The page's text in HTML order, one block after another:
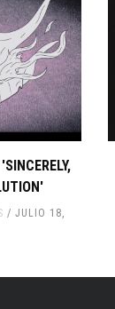
JULIO 18,